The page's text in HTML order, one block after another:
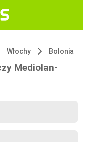
Włochy Bolonia
Mediolan-